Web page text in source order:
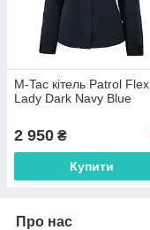
M-Tac кітель Patrol Flex
Lady Dark Navy Blue
2 950 ₴
Купити
Про нас